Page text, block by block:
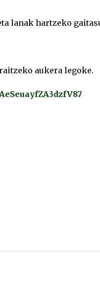
lanak hartzeko
aukera legoke.